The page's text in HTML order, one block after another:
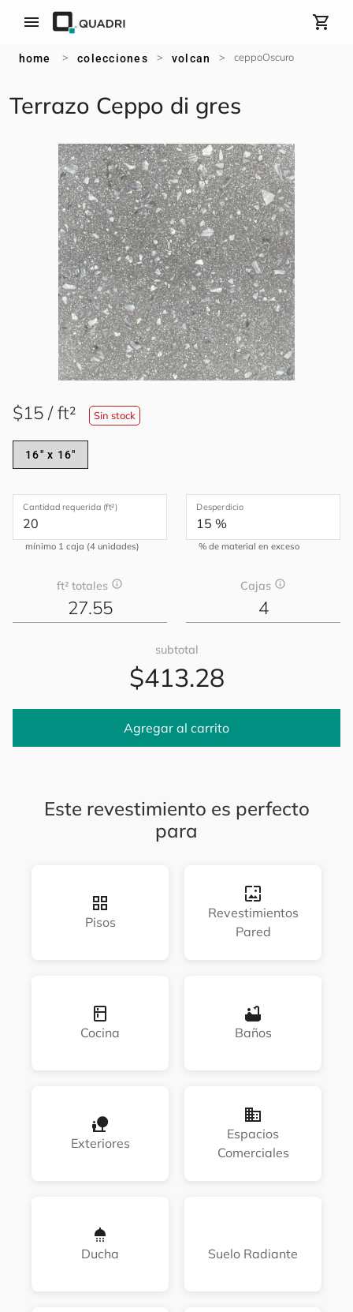
menu shopping_cart
home > colecciones > volcan > ceppoOscuro
Terrazo Ceppo di gres
$15 / ft² Sin stock
16" x 16"
Cantidad requerida (ft²)
mínimo 1 caja (4 unidades)
Desperdicio
% de material en exceso
ft² totales info
27.55
Cajas info
4
subtotal
$413.28
Agregar al carrito
Este revestimiento es perfecto
para
Pisos
Revestimientos
Pared
Cocina Baños
Exteriores
Espacios
Comerciales
Ducha Suelo Radiante